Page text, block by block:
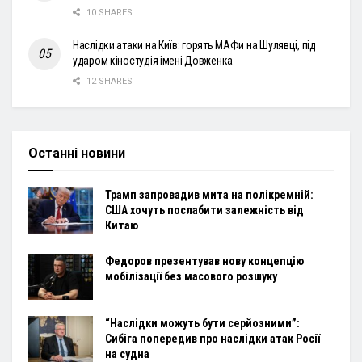
10 SHARES
Наслідки атаки на Київ: горять МАФи на Шулявці, під
ударом кіностудія імені Довженка
12 SHARES
Останні новини
Трамп запровадив мита на полікремній:
США хочуть послабити залежність від
Китаю
Федоров презентував нову концепцію
мобілізації без масового розшуку
“Наслідки можуть бути серйозними”:
Сибіга попередив про наслідки атак Росії
на судна